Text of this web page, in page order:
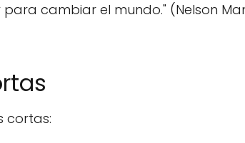
cambiar el mundo." (Nelson
cortas: